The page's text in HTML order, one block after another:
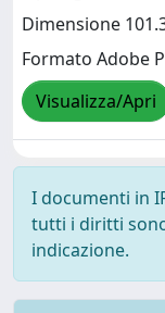
Dimensione
Formato Adobe
Visualizza/Apri
I documenti in
tutti i diritti
indicazione.